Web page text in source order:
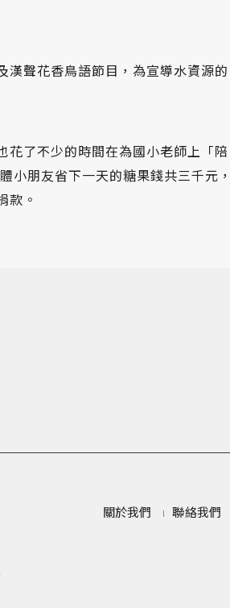
漢聲花香鳥語節目，為宣導水資源的
花了不少的時間在為國小老師上「陪
小朋友省下一天的糖果錢共三千元，
款。
關於我們 聯絡我們